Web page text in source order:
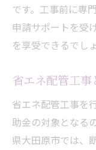
です。工事前に専
申請サポートを受
を享受できるでしょ
省エネ配管工
省エネ配管工事を
助金の対象となる
県大田原市では、